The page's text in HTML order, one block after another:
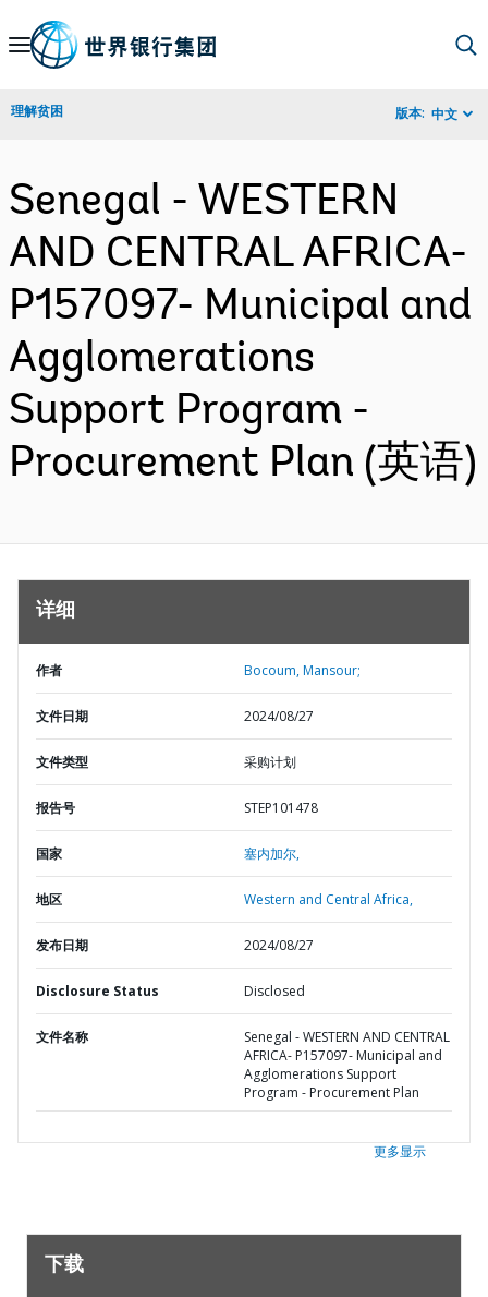
Skip
Navigation
理解贫困 版本: 中文
Senegal - WESTERN
AND CENTRAL AFRICA-
P157097- Municipal and
Agglomerations
Support Program -
Procurement Plan (英语)
详细
作者 Bocoum, Mansour;
文件日期 2024/08/27
文件类型 采购计划
报告号 STEP101478
国家 塞内加尔,
地区 Western and Central Africa,
发布日期 2024/08/27
Disclosure Status Disclosed
文件名称
Senegal - WESTERN AND CENTRAL
AFRICA- P157097- Municipal and
Agglomerations Support
Program - Procurement Plan
更多显示
下载